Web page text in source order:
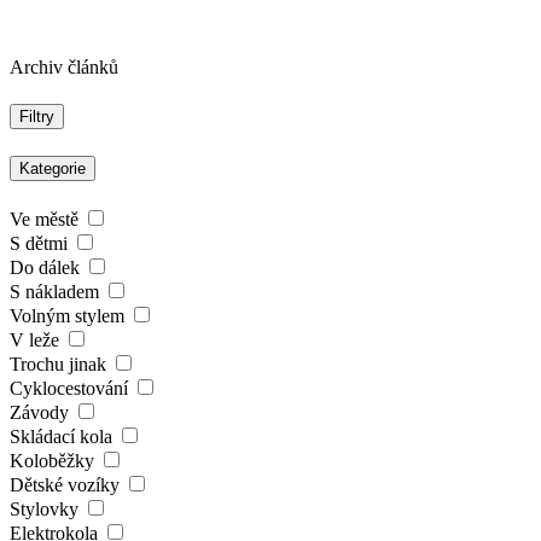
Archiv článků
Filtry
Kategorie
Ve městě
S dětmi
Do dálek
S nákladem
Volným stylem
V leže
Trochu jinak
Cyklocestování
Závody
Skládací kola
Koloběžky
Dětské vozíky
Stylovky
Elektrokola